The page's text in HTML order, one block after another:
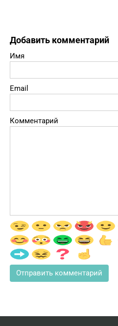
Добавить комментарий
Имя
Email
Комментарий